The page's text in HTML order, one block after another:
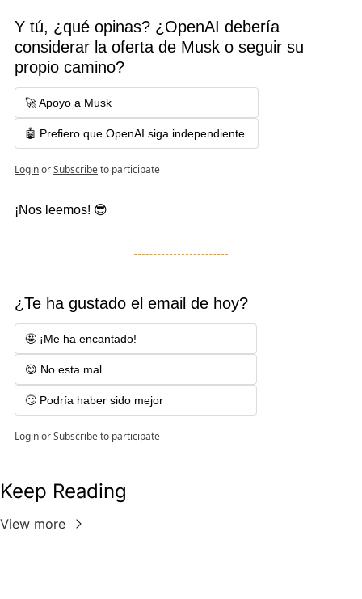
Y tú, ¿qué opinas? ¿OpenAI debería
considerar la oferta de Musk o seguir su
propio camino?
🚀 Apoyo a Musk
🤖 Prefiero que OpenAI siga independiente.
LoginorSubscribeto participate
¡Nos leemos! 😎
¿Te ha gustado el email de hoy?
🤩 ¡Me ha encantado!
😊 No esta mal
🙄 Podría haber sido mejor
LoginorSubscribeto participate
Keep Reading
View more